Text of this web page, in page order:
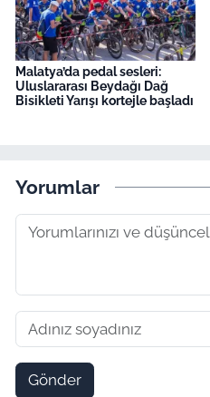
Malatya’da pedal sesleri:
Uluslararası Beydağı Dağ
Bisikleti Yarışı kortejle başladı
Yorumlar
Gönder